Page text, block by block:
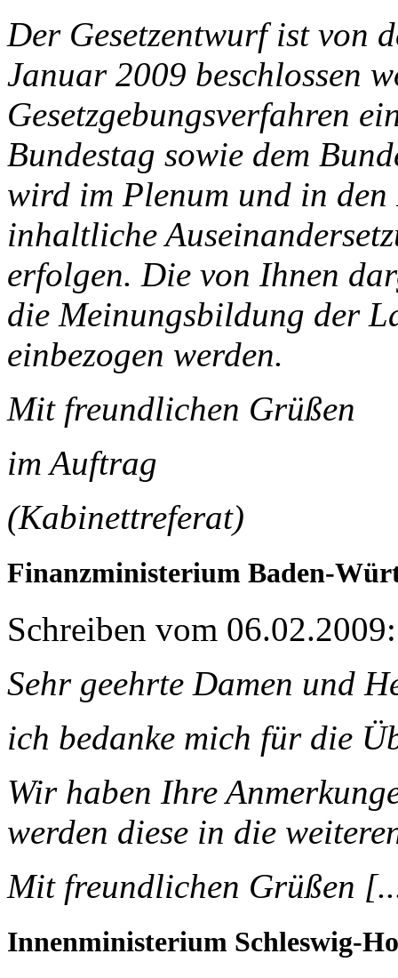
Der Gesetzentwurf ist von
Januar 2009 beschlossen
Gesetzgebungsverfahren
Bundestag sowie dem
wird im Plenum und in den
inhaltliche
erfolgen. Die von Ihnen
die Meinungsbildung der
einbezogen werden.
Mit freundlichen Grüßen
im Auftrag
(Kabinettreferat)
Finanzministerium Baden-
Schreiben vom 06.02.2009:
Sehr geehrte Damen und
ich bedanke mich für die
Wir haben Ihre
werden diese in die
Mit freundlichen Grüßen
Innenministerium Schleswig-